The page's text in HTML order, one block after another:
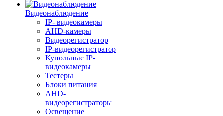
Видеонаблюдение
IP- видеокамеры
AHD-камеры
Видеорегистратор
IP-видеорегистратор
Купольные IP-
видеокамеры
Тестеры
Блоки питания
AHD-
видеорегистраторы
Освещение